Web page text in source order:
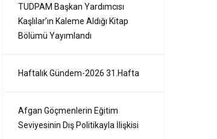
TUDPAM Başkan Yardımcısı
Kaşlılar’ın Kaleme Aldığı Kitap
Bölümü Yayımlandı
Haftalık Gündem-2026 31.Hafta
Afgan Göçmenlerin Eğitim
Seviyesinin Dış Politikayla İlişkisi